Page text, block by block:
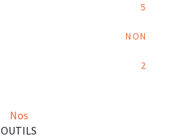
5
NON
2
Nos
OUTILS